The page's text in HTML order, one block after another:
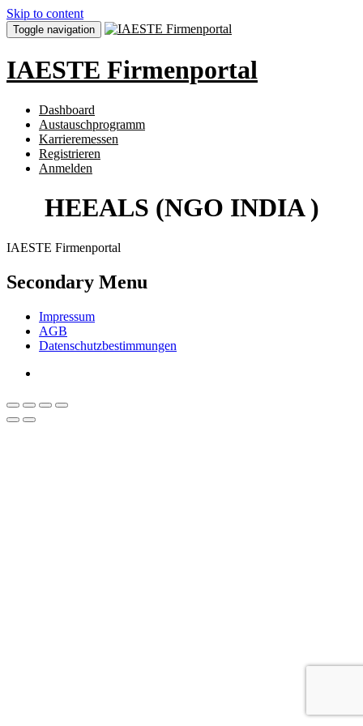
Skip to content
Toggle navigation
IAESTE Firmenportal
Dashboard
Austauschprogramm
Karrieremessen
Registrieren
Anmelden
HEEALS (NGO INDIA )
IAESTE Firmenportal
Secondary Menu
Impressum
AGB
Datenschutzbestimmungen